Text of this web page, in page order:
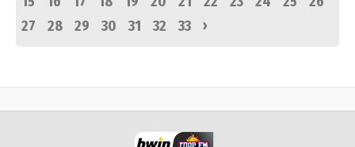
27
28 29 30 31 32 33 ›